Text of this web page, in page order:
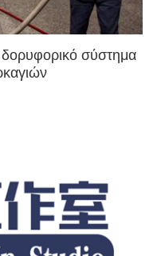
δορυφορικό σύστημα